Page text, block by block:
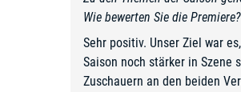
Wie bewerten Sie die Premiere?
Sehr positiv. Unser Ziel war
Saison noch stärker in Szene
Zuschauern an den beiden